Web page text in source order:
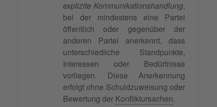
explizite Kommunikationshandlung,
bei der mindestens eine Partei
öffentlich oder gegenüber der
anderen Partei anerkennt, dass
unterschiedliche Standpunkte,
Interessen oder Bedürfnisse
vorliegen. Diese Anerkennung
erfolgt ohne Schuldzuweisung oder
Bewertung der Konfliktursachen.